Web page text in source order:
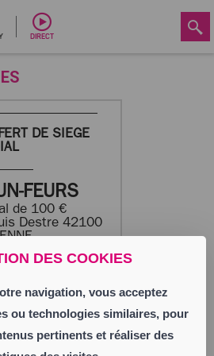
DES COOKIES
navigation, vous acceptez
ou technologies similaires, pour
pertinents et réaliser des
DIRECT
DE SIEGE
FEURS
de 100 €
Destre 42100
ST ETIENNE
en date du
Générale Mixte
le siège social du
Destre 42100 ST